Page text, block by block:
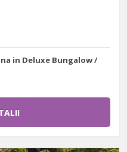
in Deluxe Bungalow /